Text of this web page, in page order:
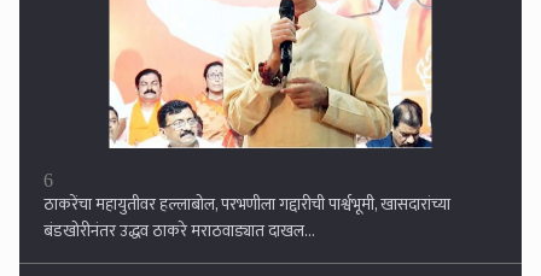
ठाकरेंचा महायुतीवर हल्लाबोल, परभणीला गद्दारीची पार्श्वभूमी, खासदारांच्या
बंडखोरीनंतर उद्धव ठाकरे मराठवाड्यात दाखल...